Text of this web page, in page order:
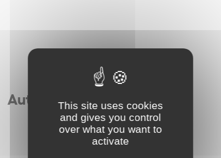
Autres articlesThis site uses cookies
and gives you control
over what you want to
activate